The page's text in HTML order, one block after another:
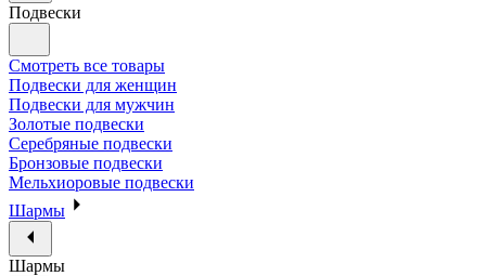
Подвески
Смотреть все товары
Подвески для женщин
Подвески для мужчин
Золотые подвески
Серебряные подвески
Бронзовые подвески
Мельхиоровые подвески
Шармы
Шармы